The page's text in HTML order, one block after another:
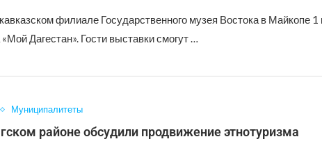
филиале Государственного музея Востока в Майкопе 1
Дагестан». Гости выставки смогут …
Муниципалитеты
районе обсудили продвижение этнотуризма